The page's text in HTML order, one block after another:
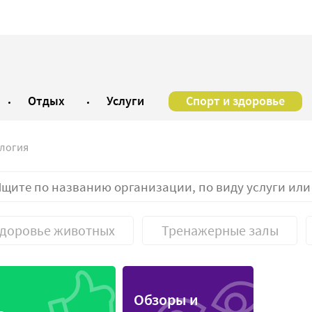
Отдых Услуги Спорт и здоровье
лаборатория
центр
Санаторий
Соляная пещера
животных Тренажерные залы
Обзоры и